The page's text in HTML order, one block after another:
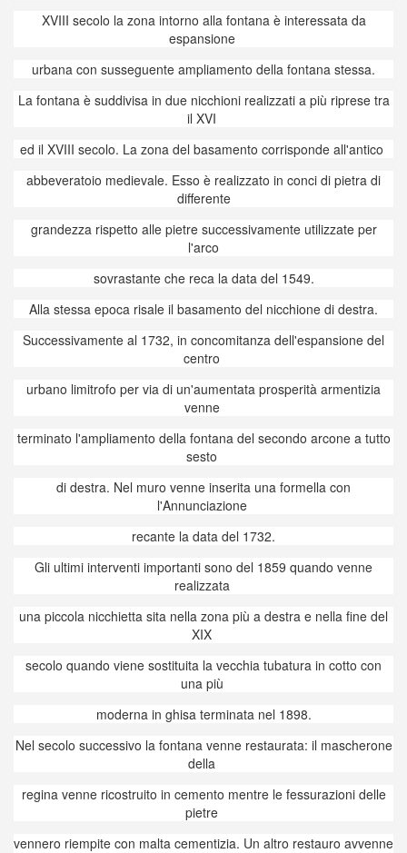
XVIII secolo la zona intorno alla fontana è interessata da
espansione
urbana con susseguente ampliamento della fontana stessa.
La fontana è suddivisa in due nicchioni realizzati a più riprese tra
il XVI
ed il XVIII secolo. La zona del basamento corrisponde all'antico
abbeveratoio medievale. Esso è realizzato in conci di pietra di
differente
grandezza rispetto alle pietre successivamente utilizzate per
l'arco
sovrastante che reca la data del 1549.
Alla stessa epoca risale il basamento del nicchione di destra.
Successivamente al 1732, in concomitanza dell'espansione del
centro
urbano limitrofo per via di un'aumentata prosperità armentizia
venne
terminato l'ampliamento della fontana del secondo arcone a tutto
sesto
di destra. Nel muro venne inserita una formella con
l'Annunciazione
recante la data del 1732.
Gli ultimi interventi importanti sono del 1859 quando venne
realizzata
una piccola nicchietta sita nella zona più a destra e nella fine del
XIX
secolo quando viene sostituita la vecchia tubatura in cotto con
una più
moderna in ghisa terminata nel 1898.
Nel secolo successivo la fontana venne restaurata: il mascherone
della
regina venne ricostruito in cemento mentre le fessurazioni delle
pietre
vennero riempite con malta cementizia. Un altro restauro avvenne